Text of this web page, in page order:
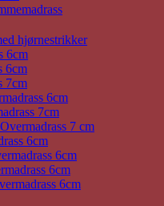
hjørnestrikker
6cm
6cm
7cm
6cm
7cm
7 cm
6cm
6cm
6cm
6cm